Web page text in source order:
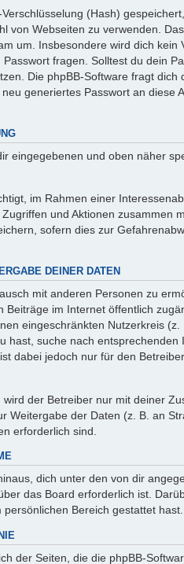
(Hash)
von Webseiten zu verwenden.
um. Insbesondere wird dich
fragen. Solltest du dein
Die phpBB-Software fragt
generiertes Passwort an diese
eingegebenen und oben näher
im Rahmen einer
und Aktionen zusammen
sofern dies zur
DEINER DATEN
mit anderen Personen zu
im Internet öffentlich
eingeschränkten Nutzerkreis
hast, suche nach
dabei jedoch nur für den
der Betreiber nur mit deiner
Weitergabe der Daten (z. B. an
erforderlich sind.
dich unter den von dir
das Board erforderlich ist.
Bereich gestattet hast.
der Seiten, die die phpBB-